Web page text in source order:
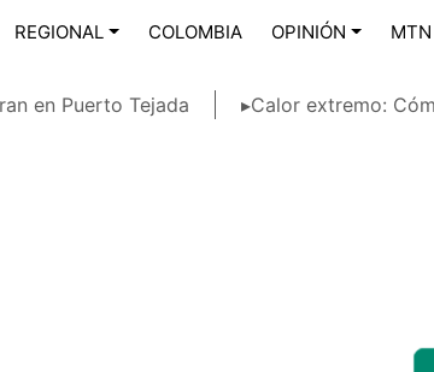
REGIONAL COLOMBIA OPINIÓN MTN
en Puerto Tejada ▸Calor extremo: